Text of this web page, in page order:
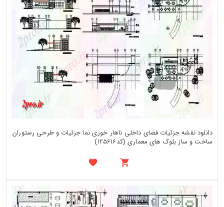
دانلود نقشه جزئیات فضای داخلی ناهار خوری نما جزئیات و طرحی رستوران
ساخت و ساز بلوک های معماری (کد125616)